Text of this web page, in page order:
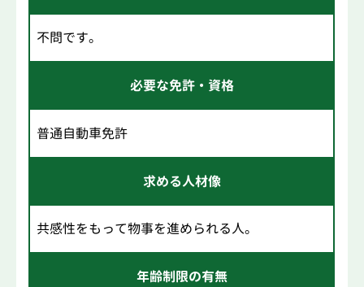
不問です。
必要な免許・資格
普通自動車免許
求める人材像
共感性をもって物事を進められる人。
年齢制限の有無